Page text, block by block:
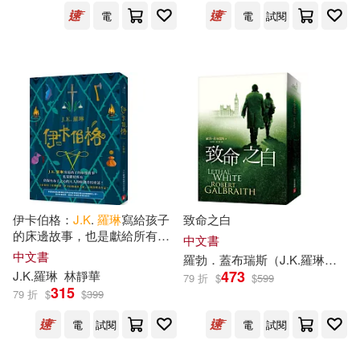
電
電
試閱
伊卡伯格： J.K. 羅琳寫給孩子
的床邊故事，也是獻給所有仍
保有赤子之心的大人的原創奇
幻童話!
中文書
J.K.羅琳 林靜華
79 折 $315 $399
電
試閱
致命之白
中文書
羅勃．蓋布瑞斯（J.K.羅琳）
79 折 $473 $599
電 試閱